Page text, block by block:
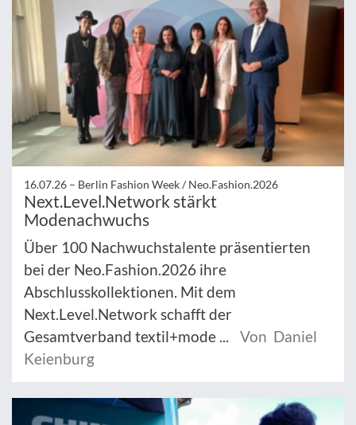
16.07.26 – Berlin Fashion Week / Neo.Fashion.2026
Next.Level.Network stärkt
Modenachwuchs
Über 100 Nachwuchstalente präsentierten
bei der Neo.Fashion.2026 ihre
Abschlusskollektionen. Mit dem
Next.Level.Network schafft der
Gesamtverband textil+mode ...
Von Daniel
Keienburg